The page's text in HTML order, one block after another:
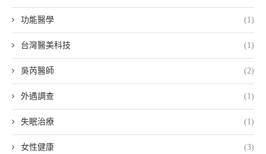
功能醫學 (1)
台灣醫美科技 (1)
吳芮醫師 (2)
外遇調查 (1)
失眠治療 (1)
女性健康 (3)